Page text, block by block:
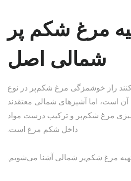
مرغ شکم پر
شمالی اصل
راز خوشمزگی مرغ شکم‌پر در نوع
است، اما آشپزهای شمالی معتقدند
مرغ شکم‌پر و ترکیب درست مواد
داخل شکم مرغ است.
تهیه مرغ شکم‌پر شمالی آشنا می‌شویم.